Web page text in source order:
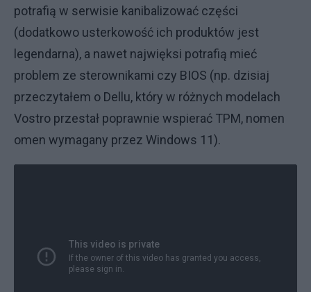
potrafią w serwisie kanibalizować części
(dodatkowo usterkowość ich produktów jest
legendarna), a nawet najwięksi potrafią mieć
problem ze sterownikami czy BIOS (np. dzisiaj
przeczytałem o Dellu, który w różnych modelach
Vostro przestał poprawnie wspierać TPM, nomen
omen wymagany przez Windows 11).